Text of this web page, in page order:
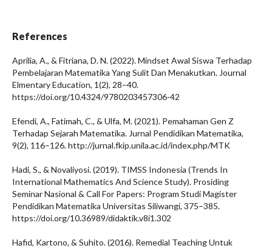
References
Aprilia, A., & Fitriana, D. N. (2022). Mindset Awal Siswa Terhadap
Pembelajaran Matematika Yang Sulit Dan Menakutkan. Journal
Elmentary Education, 1(2), 28–40.
https://doi.org/10.4324/9780203457306-42
Efendi, A., Fatimah, C., & Ulfa, M. (2021). Pemahaman Gen Z
Terhadap Sejarah Matematika. Jurnal Pendidikan Matematika,
9(2), 116–126. http://jurnal.fkip.unila.ac.id/index.php/MTK
Hadi, S., & Novaliyosi. (2019). TIMSS Indonesia (Trends In
International Mathematics And Science Study). Prosiding
Seminar Nasional & Call For Papers: Program Studi Magister
Pendidikan Matematika Universitas Siliwangi, 375–385.
https://doi.org/10.36989/didaktik.v8i1.302
Hafid, Kartono, & Suhito. (2016). Remedial Teaching Untuk